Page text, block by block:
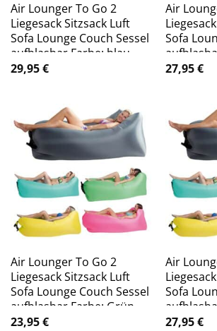
Air Lounger To Go 2
Liegesack Sitzsack Luft
Sofa Lounge Couch Sessel
aufblasbar Farbe: blau
29,95€
Air
Sofa
27,95€
Air Lounger To Go 2
Liegesack Sitzsack Luft
Sofa Lounge Couch Sessel
aufblasbar Farbe: Grün
23,95€
Air
Sofa
27,95€